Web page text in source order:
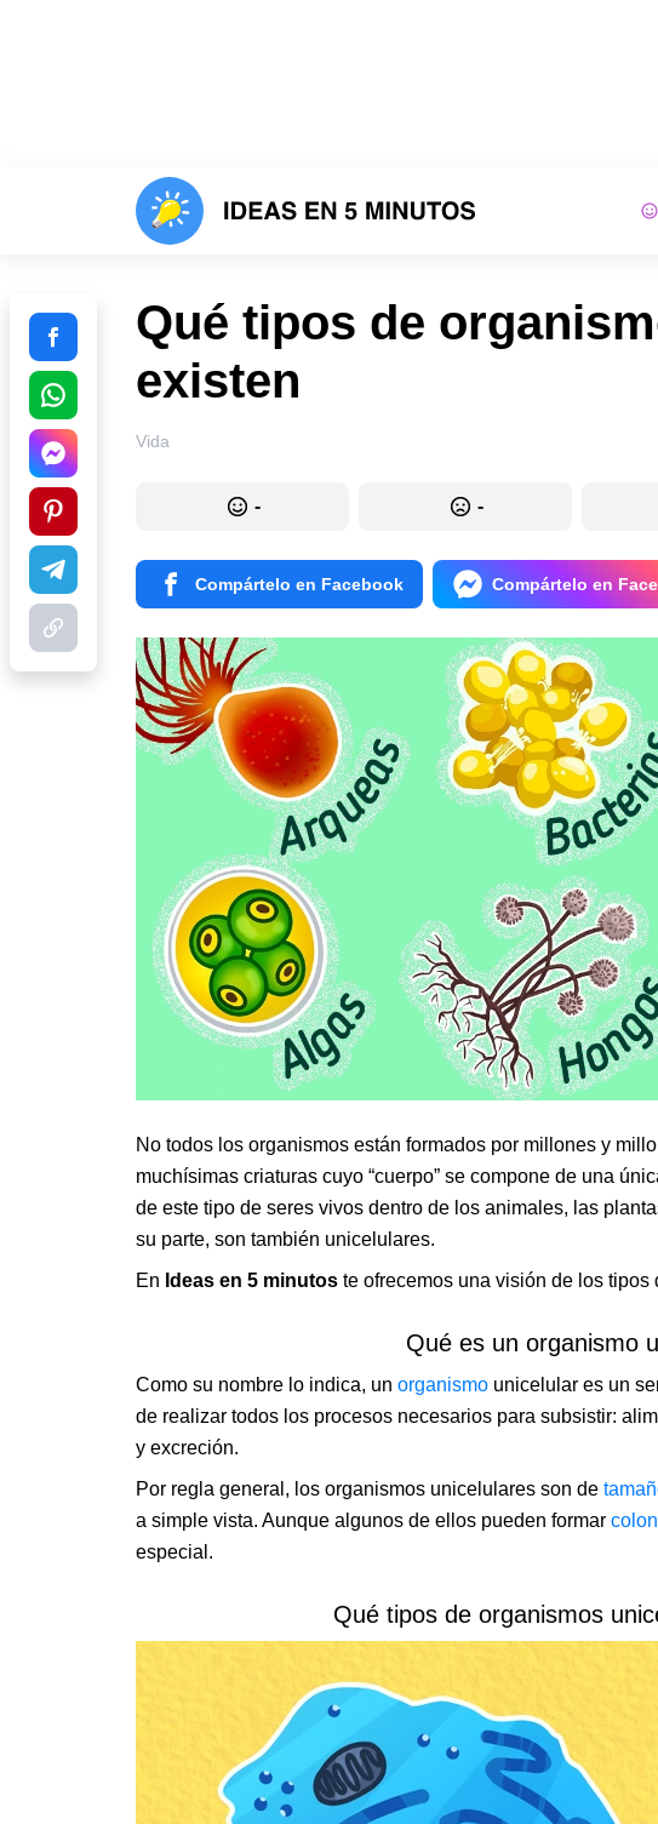
Qué tipos de
existen
Vida
- -
Compártelo en Facebook Compártelo en
No todos los organismos están formados por millones y
muchísimas criaturas cuyo “cuerpo” se compone de una
de este tipo de seres vivos dentro de los animales, las
su parte, son también unicelulares.
En Ideas en 5 minutos te ofrecemos una visión de los
Qué es un organismo
Como su nombre lo indica, un organismo unicelular es un
de realizar todos los procesos necesarios para subsistir:
y excreción.
Por regla general, los organismos unicelulares son de
a simple vista. Aunque algunos de ellos pueden formar
especial.
Qué tipos de organismos